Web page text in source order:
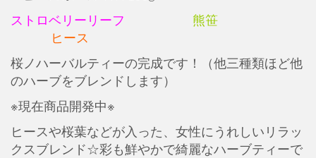
ストロベリーリーフ
熊笹
ヒース
桜ノハーバルティーの完成です！（他三種類ほど他
のハーブをブレンドします）
※現在商品開発中※
ヒースや桜葉などが入った、女性にうれしいリラッ
クスブレンド☆彩も鮮やかで綺麗なハーブティーで